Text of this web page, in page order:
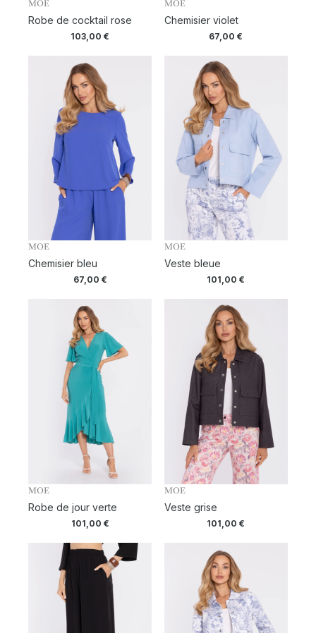
MOE
Robe de cocktail rose
103,00€
MOE
Chemisier violet
67,00€
MOE
Chemisier bleu
67,00 €
MOE
Veste bleue
101,00€
MOE
Robe de jour verte
101,00 €
MOE
Veste grise
101,00€